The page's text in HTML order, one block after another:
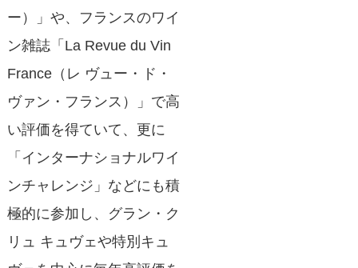
ー）」や、フランスのワイ
ン雑誌「La Revue du Vin
France（レ ヴュー・ド・
ヴァン・フランス）」で高
い評価を得ていて、更に
「インターナショナルワイ
ンチャレンジ」などにも積
極的に参加し、グラン・ク
リュ キュヴェや特別キュ